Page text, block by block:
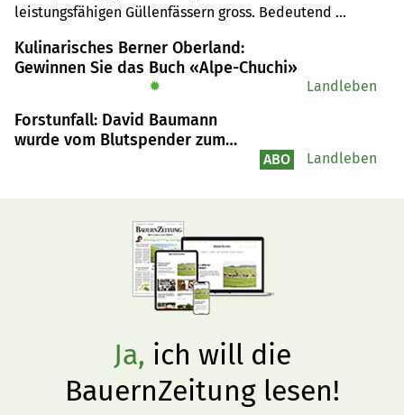
leistungsfähigen Güllenfässern gross. Bedeutend
Feldrand. Wir haben mit dem Lohnunternehmer Roger
Zimmermann Mels über das Thema gesprochen.
Kulinarisches Berner Oberland:
Gewinnen Sie das Buch «Alpe-Chuchi»
✹ Landleben
Forstunfall: David Baumann
wurde vom Blutspender zum
ABO Landleben
Ja, ich will die
BauernZeitung lesen!